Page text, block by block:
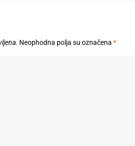
Neophodna polja su označena *